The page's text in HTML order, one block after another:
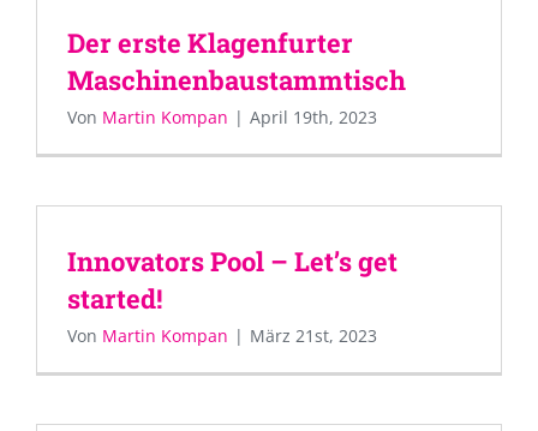
Der erste Klagenfurter
Maschinenbaustammtisch
Von Martin Kompan | April 19th, 2023
Innovators Pool – Let’s get
started!
Von Martin Kompan | März 21st, 2023